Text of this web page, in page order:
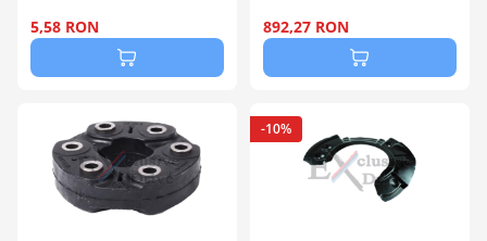
5,58 RON 892,27 RON
-10%